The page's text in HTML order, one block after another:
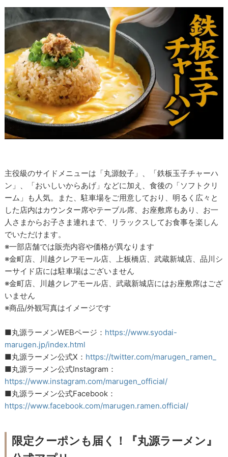
主役級のサイドメニューは「丸源餃子」、「鉄板玉子チャーハ
ン」、「おいしいからあげ」などに加え、食後の「ソフトクリ
ーム」も人気。また、駐車場をご用意しており、明るく広々と
した店内はカウンター席やテーブル席、お座敷席もあり、お一
人さまからお子さま連れまで、リラックスしてお食事を楽しん
でいただけます。
※一部店舗では販売内容や価格が異なります
※金町店、川越クレアモール店、上板橋店、武蔵新城店、品川シ
ーサイド店には駐車場はございません
※金町店、川越クレアモール店、武蔵新城店にはお座敷席はござ
いません
※商品/外観写真はイメージです
■丸源ラーメンWEBページ： https://www.syodai-
marugen.jp/index.html
■丸源ラーメン公式X： https://twitter.com/marugen_ramen_
■丸源ラーメン公式Instagram：
https://www.instagram.com/marugen_official/
■丸源ラーメン公式Facebook：
https://www.facebook.com/marugen.ramen.official/
限定クーポンも届く！『丸源ラーメン』